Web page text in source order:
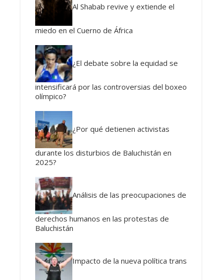
Al Shabab revive y extiende el
miedo en el Cuerno de África
¿El debate sobre la equidad se
intensificará por las controversias del boxeo
olímpico?
¿Por qué detienen activistas
durante los disturbios de Baluchistán en
2025?
Análisis de las preocupaciones de
derechos humanos en las protestas de
Baluchistán
Impacto de la nueva política trans